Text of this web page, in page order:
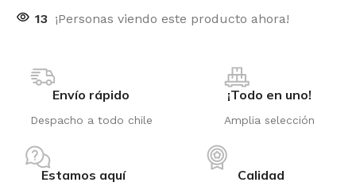
13 ¡Personas viendo este producto ahora!
Envío rápido
Despacho a todo chile
¡Todo en uno!
Amplia selección
Estamos aquí Calidad